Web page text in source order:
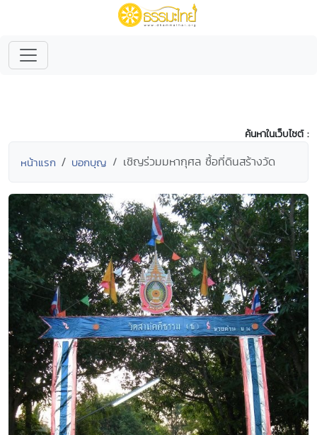
ค้นหาในเว็บไซต์ :
หน้าแรก บอกบุญ เชิญร่วมมหากุศล ซื้อที่ดินสร้างวัด